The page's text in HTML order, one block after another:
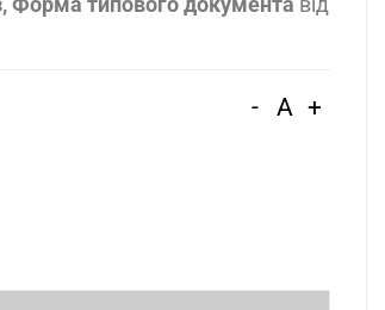
- A +